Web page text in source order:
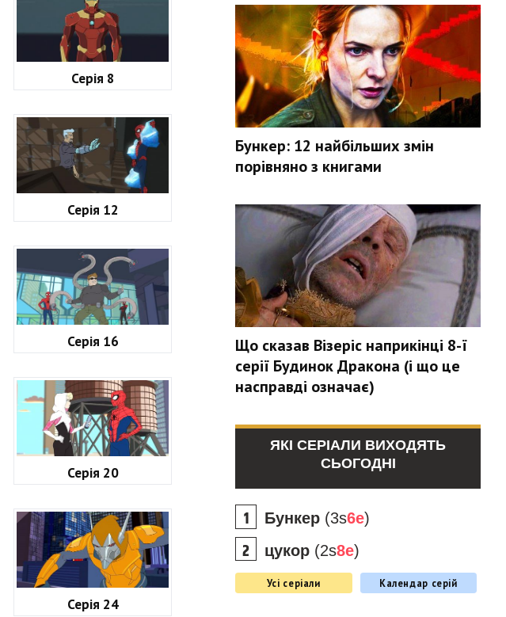
Серія 8
Серія 12
Серія 16
Серія 20
Серія 24
Бункер: 12 найбільших змін
порівняно з книгами
Що сказав Візеріс наприкінці 8-ї
серії Будинок Дракона (і що це
насправді означає)
ЯКІ СЕРІАЛИ ВИХОДЯТЬ
СЬОГОДНІ
Бункер (3s6e)
цукор (2s8e)
Усі серіали Календар серій